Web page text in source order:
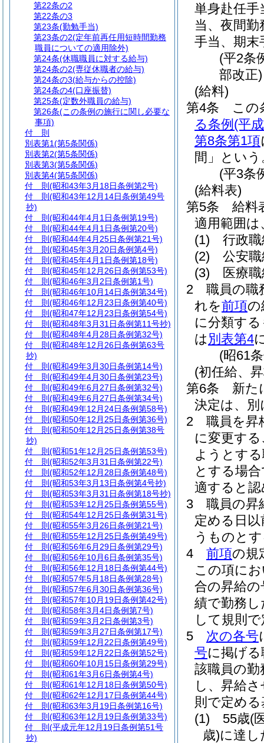
単身赴任手
当、夜間
手当、期末
(平2条
部改正)
(給料)
第4条
この
る条例 (平
第8条第1項
間」という
(平3条
(給料表)
第5条
給料
適用範囲
(1)
行政
(2)
公安
(3)
医療
2
職員の職
れを前項の
に分類す
は 別表第4
(昭61
(初任給、
第6条
新た
決定は、
2
職員を昇
に変更す
ようとす
とする場
適すると
3
職員の昇
定める日
うものと
4
前項の規
この項に
合の昇給
績で勤務
して規則
5
次の各号
号に掲げ
該職員の
し、昇給
則で定め
(1)
55歳(
歳)に達し
第22条の2
第22条の3
第23条(勤勉手当)
第23条の2(定年前再任用短時間勤務
職員についての適用除外)
第24条(休職職員に対する給与)
第24条の2(専従休職者の給与)
第24条の3(給与からの控除)
第24条の4(口座振替)
第25条(定数外職員の給与)
第26条(この条例の施行に関し必要な
事項)
付 則
別表第1(第5条関係)
別表第2(第5条関係)
別表第3(第5条関係)
別表第4(第5条関係)
付 則 (昭和43年3月18日条例第2号)
付 則 (昭和43年12月14日条例第49号
抄)
付 則 (昭和44年4月1日条例第19号)
付 則 (昭和44年4月1日条例第20号)
付 則 (昭和44年4月25日条例第21号)
付 則 (昭和45年3月20日条例第4号)
付 則 (昭和45年4月1日条例第18号)
付 則 (昭和45年12月26日条例第53号)
付 則 (昭和46年3月2日条例第1号)
付 則 (昭和46年10月14日条例第34号)
付 則 (昭和46年12月23日条例第40号)
付 則 (昭和47年12月23日条例第54号)
付 則 (昭和48年3月31日条例第11号抄)
付 則 (昭和48年4月28日条例第32号)
付 則 (昭和48年12月26日条例第63号
抄)
付 則 (昭和49年3月30日条例第14号)
付 則 (昭和49年4月30日条例第23号)
付 則 (昭和49年6月27日条例第32号)
付 則 (昭和49年6月27日条例第34号)
付 則 (昭和49年12月24日条例第58号)
付 則 (昭和50年12月25日条例第36号)
付 則 (昭和50年12月25日条例第38号
抄)
付 則 (昭和51年12月25日条例第53号)
付 則 (昭和52年3月31日条例第22号)
付 則 (昭和52年12月28日条例第48号)
付 則 (昭和53年3月13日条例第4号抄)
付 則 (昭和53年3月31日条例第18号抄)
付 則 (昭和53年12月25日条例第55号)
付 則 (昭和54年12月25日条例第31号)
付 則 (昭和55年3月26日条例第21号)
付 則 (昭和55年12月25日条例第49号)
付 則 (昭和56年6月29日条例第29号)
付 則 (昭和56年10月6日条例第35号)
付 則 (昭和56年12月18日条例第44号)
付 則 (昭和57年5月18日条例第28号)
付 則 (昭和57年6月30日条例第36号)
付 則 (昭和57年10月19日条例第42号)
付 則 (昭和58年3月4日条例第7号)
付 則 (昭和59年3月2日条例第3号)
付 則 (昭和59年3月27日条例第17号)
付 則 (昭和59年12月22日条例第49号)
付 則 (昭和59年12月22日条例第52号)
付 則 (昭和60年10月15日条例第29号)
付 則 (昭和61年3月6日条例第4号)
付 則 (昭和61年12月18日条例第50号)
付 則 (昭和62年12月17日条例第44号)
付 則 (昭和63年3月19日条例第16号)
付 則 (昭和63年12月19日条例第33号)
付 則 (平成元年12月19日条例第51号
抄)